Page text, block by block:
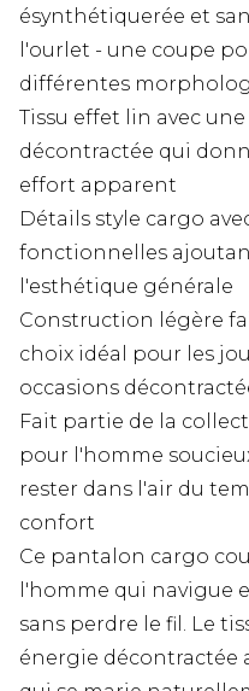
ésynthétiquerée et
l'ourlet - une coupe
différentes
Tissu effet lin avec
décontractée qui
effort apparent
Détails style cargo
fonctionnelles
l'esthétique générale
Construction légère
choix idéal pour les
occasions
Fait partie de la
pour l'homme
rester dans l'air du
confort
Ce pantalon cargo
l'homme qui navigue
sans perdre le fil. Le
énergie décontractée